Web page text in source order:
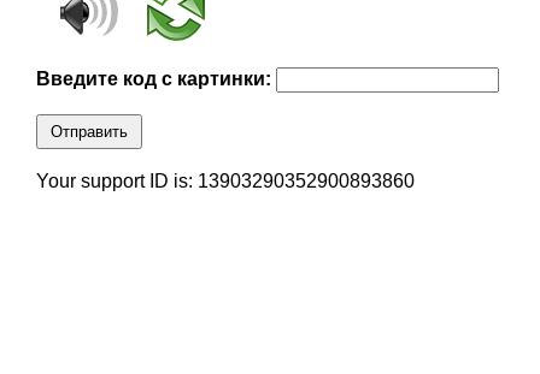
Введите код с картинки:
Отправить
Your support ID is: 13903290352900893860